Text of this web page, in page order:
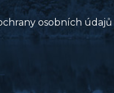
osobních údajů